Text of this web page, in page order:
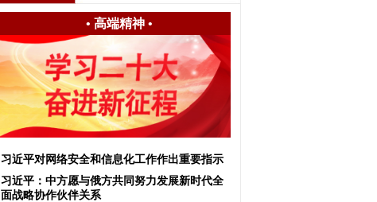
• 高端精神•
习近平对网络安全和信息化工作作出重要指示
习近平：中方愿与俄方共同努力发展新时代全
面战略协作伙伴关系